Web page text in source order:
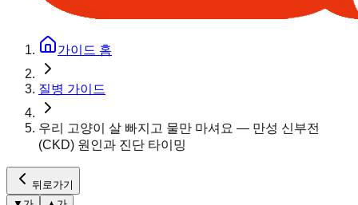
가이드 홈
질병 가이드
우리 고양이 살 빠지고 물만 마셔요 — 만성 신부전
(CKD) 원인과 진단 타이밍
뒤로가기